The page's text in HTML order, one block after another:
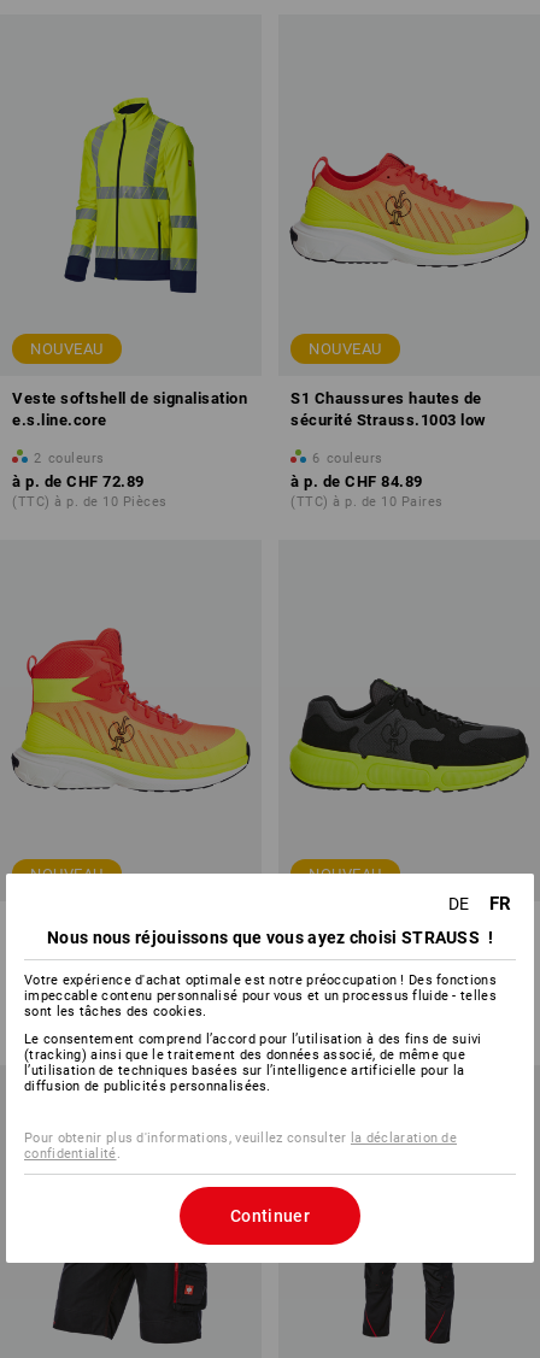
NOUVEAU
Veste softshell de signalisation
e.s.line.core
2 couleurs
à p. de CHF 72.89
(TTC) à p. de 10 Pièces
NOUVEAU
S1 Chaussures hautes de
sécurité Strauss.1003 low
6 couleurs
à p. de CHF 84.89
(TTC) à p. de 10 Paires
NOUVEAU
sécurité Strauss.1003 mid
6 couleurs
à p. de CHF 93.90
NOUVEAU
sécurité Strauss.1004 low
5 couleurs
DE FR
Nous nous réjouissons que vous ayez choisi STRAUSS !
Votre expérience d'achat optimale est notre préoccupation ! Des fonctions
impeccable contenu personnalisé pour vous et un processus fluide - telles
sont les tâches des cookies.
Le consentement comprend l’accord pour l’utilisation à des fins de suivi
(tracking) ainsi que le traitement des données associé, de même que
l’utilisation de techniques basées sur l’intelligence artificielle pour la
diffusion de publicités personnalisées.
Pour obtenir plus d'informations, veuillez consulter la déclaration de
confidentialité.
Continuer